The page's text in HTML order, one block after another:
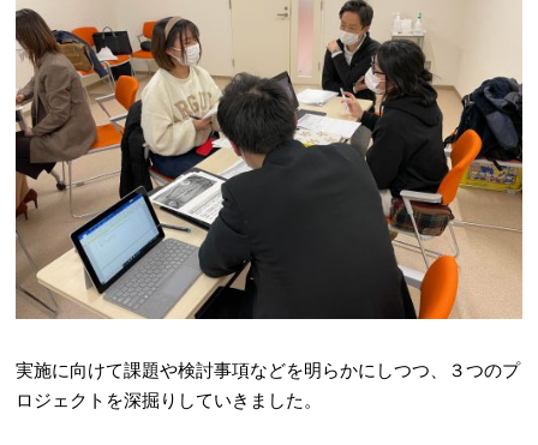
実施に向けて課題や検討事項などを明らかにしつつ、３つのプ
ロジェクトを深掘りしていきました。